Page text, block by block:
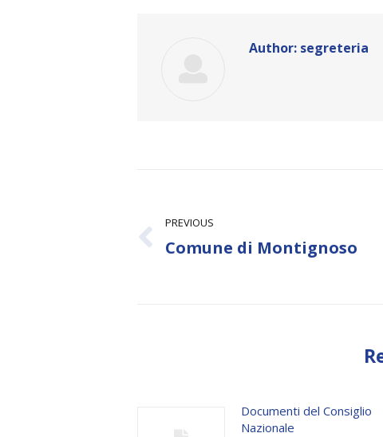
Author: segreteria
PREVIOUS
Previous
Comune di Montignoso
Documenti del Consiglio
Nazionale